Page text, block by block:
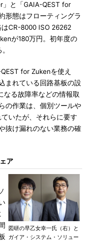
と「GAIA-QEST for
形態はフローティングラ
CR-8000 ISO 26262
が180万円。初年度の
for Zukenを使え
まれている回路基板の設
なる故障率などの情報取
の作業は、個別ツールや
いたが、それらに要す
抜け漏れのない業務の確
ア
図研の早乙女幸一氏（右）と
ガイア・システム・ソリュー